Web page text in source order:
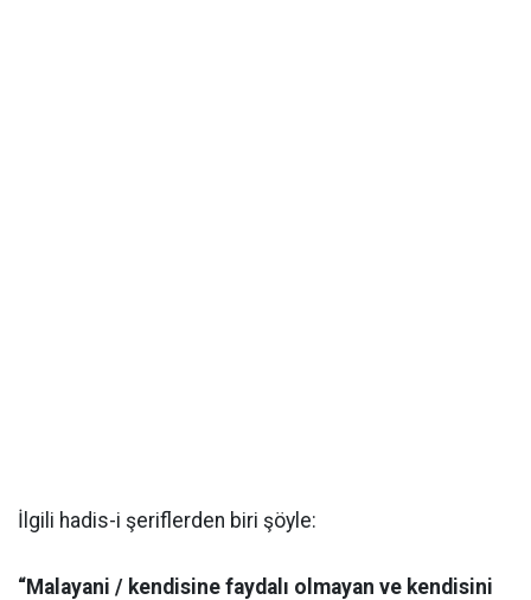
İlgili hadis-i şeriflerden biri şöyle:
“Malayani / kendisine faydalı olmayan ve kendisini